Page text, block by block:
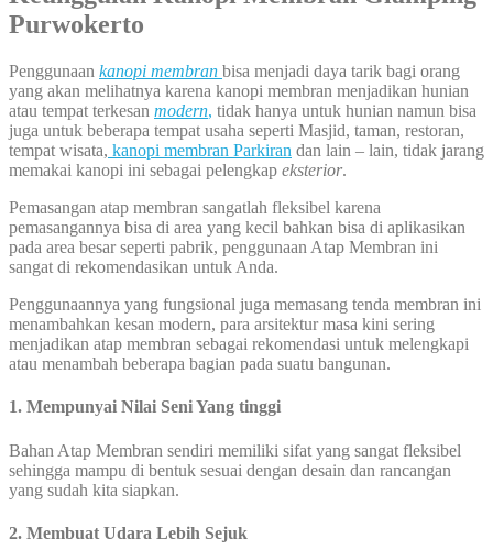
Purwokerto
Penggunaan kanopi membran bisa menjadi daya tarik bagi orang
yang akan melihatnya karena kanopi membran menjadikan hunian
atau tempat terkesan modern, tidak hanya untuk hunian namun bisa
juga untuk beberapa tempat usaha seperti Masjid, taman, restoran,
tempat wisata, kanopi membran Parkiran dan lain – lain, tidak jarang
memakai kanopi ini sebagai pelengkap eksterior.
Pemasangan atap membran sangatlah fleksibel karena
pemasangannya bisa di area yang kecil bahkan bisa di aplikasikan
pada area besar seperti pabrik, penggunaan Atap Membran ini
sangat di rekomendasikan untuk Anda.
Penggunaannya yang fungsional juga memasang tenda membran ini
menambahkan kesan modern, para arsitektur masa kini sering
menjadikan atap membran sebagai rekomendasi untuk melengkapi
atau menambah beberapa bagian pada suatu bangunan.
1. Mempunyai Nilai Seni Yang tinggi
Bahan Atap Membran sendiri memiliki sifat yang sangat fleksibel
sehingga mampu di bentuk sesuai dengan desain dan rancangan
yang sudah kita siapkan.
2. Membuat Udara Lebih Sejuk